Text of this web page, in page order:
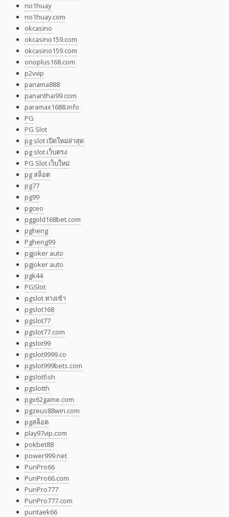
no1huay
no1huay.com
okcasino
okcasino159.com
okcasino159.com
onoplus168.com
p2vvip
panama888
pananthai99.com
paramax1688.info
PG
PG Slot
pg slot เปิดใหม่ล่าสุด
pg slot เว็บตรง
PG Slot เว็บใหม่
pg สล็อต
pg77
pg99
pgceo
pggold168bet.com
pgheng
Pgheng99
pgjoker auto
pgjoker auto
pgk44
PGSlot
pgslot ทางเข้า
pgslot168
pgslot77
pgslot77.com
pgslot99
pgslot9999.co
pgslot999bets.com
pgslotfish
pgslotth
pgx62game.com
pgzeus88win.com
pgสล็อต
play97vip.com
pokbet88
power999.net
PunPro66
PunPro66.com
PunPro777
PunPro777.com
puntaek66